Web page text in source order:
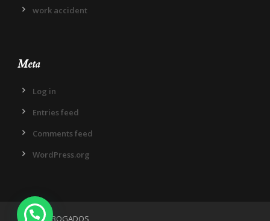
work accident
Meta
Log in
Entries feed
Comments feed
WordPress.org
IN DIEM ABOGADOS